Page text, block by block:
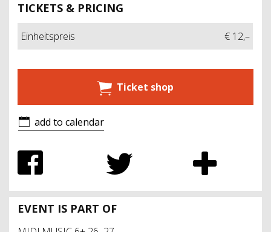
TICKETS & PRICING
Einheitspreis € 12,–
Ticket shop
add to calendar
EVENT IS PART OF